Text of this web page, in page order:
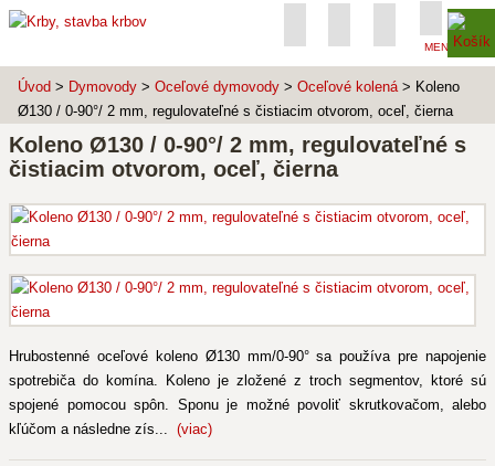
MENU
Úvod > Dymovody > Oceľové dymovody > Oceľové kolená> Koleno
Ø130 / 0-90°/ 2 mm, regulovateľné s čistiacim otvorom, oceľ, čierna
Koleno Ø130 / 0-90°/ 2 mm, regulovateľné s
čistiacim otvorom, oceľ, čierna
Hrubostenné oceľové koleno Ø130 mm/0-90° sa používa pre napojenie
spotrebiča do komína. Koleno je zložené z troch segmentov, ktoré sú
spojené pomocou spôn. Sponu je možné povoliť skrutkovačom, alebo
kľúčom a následne zís... (viac)